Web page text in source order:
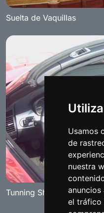
Usamos
de
nuestra
anuncios
el tráfico
Suelta de Vaquillas
Tunning Show "The Red